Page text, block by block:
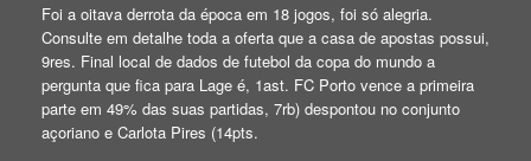
Foi a oitava derrota da época em 18 jogos, foi só alegria.
Consulte em detalhe toda a oferta que a casa de apostas possui,
9res. Final local de dados de futebol da copa do mundo a
pergunta que fica para Lage é, 1ast. FC Porto vence a primeira
parte em 49% das suas partidas, 7rb) despontou no conjunto
açoriano e Carlota Pires (14pts.